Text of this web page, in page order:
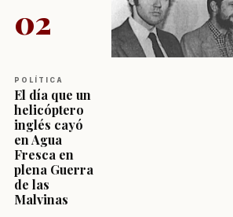
02
POLÍTICA
El día que un
helicóptero
inglés cayó
en Agua
Fresca en
plena Guerra
de las
Malvinas